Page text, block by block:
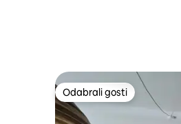
Odabrali gosti
Odabrali gosti